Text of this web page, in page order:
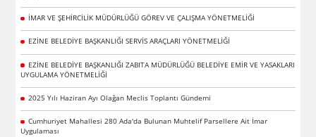
İMAR VE ŞEHİRCİLİK MÜDÜRLÜĞÜ GÖREV VE ÇALIŞMA YÖNETMELİĞİ
EZİNE BELEDİYE BAŞKANLIĞI SERVİS ARAÇLARI YÖNETMELİĞİ
EZİNE BELEDİYE BAŞKANLIĞI ZABITA MÜDÜRLÜĞÜ BELEDİYE EMİR VE YASAKLARI
UYGULAMA YÖNETMELİĞİ
2025 Yılı Haziran Ayı Olağan Meclis Toplantı Gündemi
Cumhuriyet Mahallesi 280 Ada'da Bulunan Muhtelif Parsellere Ait İmar
Uygulaması